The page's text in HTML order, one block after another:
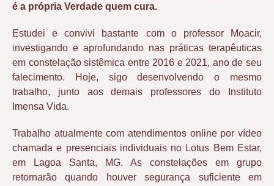
é a própria Verdade quem cura.
Estudei e convivi bastante com o professor Moacir,
investigando e aprofundando nas práticas terapêuticas
em constelação sistêmica entre 2016 e 2021, ano de seu
falecimento. Hoje, sigo desenvolvendo o mesmo
trabalho, junto aos demais professores do Instituto
Imensa Vida.
Trabalho atualmente com atendimentos online por vídeo
chamada e presenciais individuais no Lotus Bem Estar,
em Lagoa Santa, MG. As constelações em grupo
retornarão quando houver segurança suficiente em